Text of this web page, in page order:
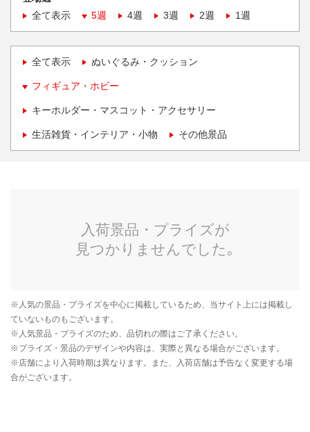
全て表示
5週 4週 3週 2週 1週
全て表示 ぬいぐるみ・クッション
フィギュア・ホビー
キーホルダー・マスコット・アクセサリー
生活雑貨・インテリア・小物 その他景品